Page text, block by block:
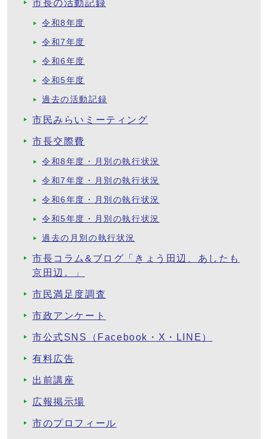
市長の活動記録
令和8年度
令和7年度
令和6年度
令和5年度
過去の活動記録
市民みらいミーティング
市長交際費
令和8年度・月別の執行状況
令和7年度・月別の執行状況
令和6年度・月別の執行状況
令和5年度・月別の執行状況
過去の月別の執行状況
市長コラム&ブログ「きょう田辺、あしたも
京田辺。」
市民満足度調査
市政アンケート
市公式SNS（Facebook・X・LINE）
有料広告
出前講座
広報掲示場
市のプロフィール